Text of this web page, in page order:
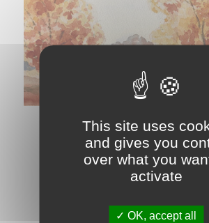
This site uses
and gives you
over what you
activate
OK, accept all